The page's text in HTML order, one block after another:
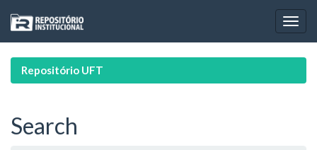
navigation
Repositório UFT
Search